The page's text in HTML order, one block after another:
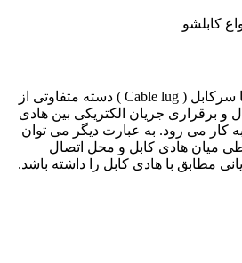
کابلشو چیست ؟ کابلشو یا سرکابل ( Cable lug ) دسته متفاوتی از
و برقراری جریان الکتریکی بین هادی
به کار می رود. به عبارت دیگر می توان
میان هادی کابل و محل اتصال
مطابق با هادی کابل را داشته باشد.